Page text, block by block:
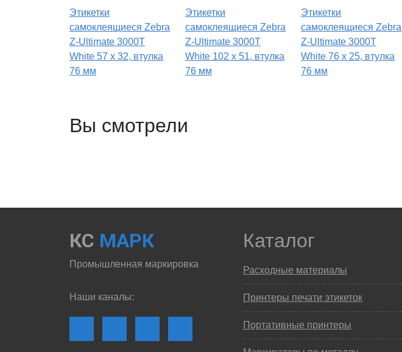
Этикетки
самоклеящиеся Zebra
Z-Ultimate 3000T
White 57 x 32, втулка
76 мм
Этикетки
самоклеящиеся Zebra
Z-Ultimate 3000T
White 102 x 51, втулка
76 мм
Этикетки
самоклеящиеся Zebra
Z-Ultimate 3000T
White 76 x 25, втулка
76 мм
Вы смотрели
КС МАРК
Промышленная маркировка
Наши каналы:
Каталог
Расходные материалы
Принтеры печати этикеток
Портативные принтеры